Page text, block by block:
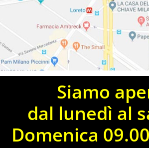
Siamo
dal lunedì al
Domenica